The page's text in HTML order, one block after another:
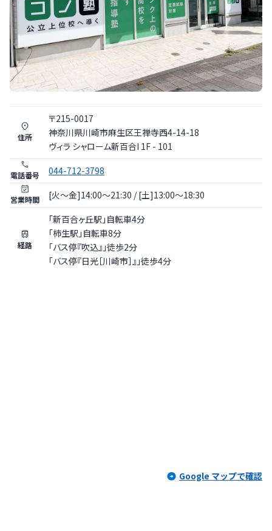
住所
〒215-0017
神奈川県川崎市麻生区王禅寺西4-14-18
ヴィラ シャローム新百合I 1F - 101
電話番号 044-712-3798
営業時間 [火〜金]14:00～21:30 / [土]13:00～18:30
経路
「新百合ヶ丘駅」自転車4分
「柿生駅」自転車8分
「バス停『吹込』」徒歩2分
「バス停『日光［川崎市］』」徒歩4分
Google マップで確認